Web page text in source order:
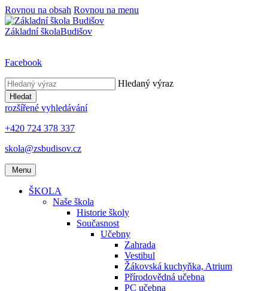
Rovnou na obsah Rovnou na menu
Základní školaBudišov
Facebook
Hledaný výraz
Hledat
rozšířené vyhledávání
+420 724 378 337
skola@zsbudisov.cz
Menu
ŠKOLA
Naše škola
Historie školy
Současnost
Učebny
Zahrada
Vestibul
Žákovská kuchyňka, Atrium
Přírodovědná učebna
PC učebna